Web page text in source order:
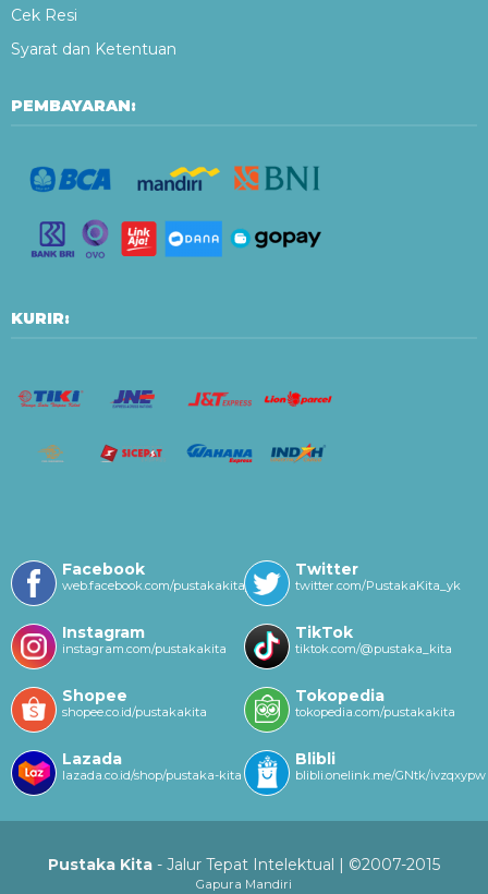
Cek Resi
Syarat dan Ketentuan
PEMBAYARAN:
KURIR:
Facebook
web.facebook.com/pustakakitayk/
Twitter
twitter.com/PustakaKita_yk
Instagram
instagram.com/pustakakita
TikTok
tiktok.com/@pustaka_kita
Shopee
shopee.co.id/pustakakita
Tokopedia
tokopedia.com/pustakakita
Lazada
lazada.co.id/shop/pustaka-kita
Blibli
blibli.onelink.me/GNtk/ivzqxypw
Pustaka Kita - Jalur Tepat Intelektual | ©2007-2015
Gapura Mandiri